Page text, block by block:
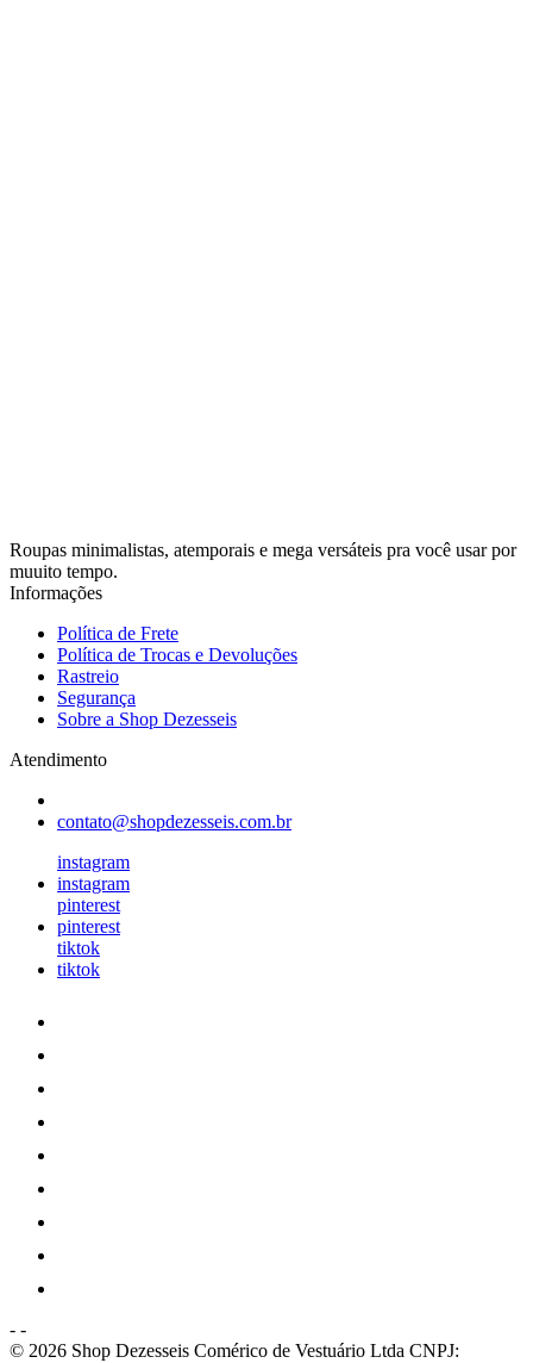
Roupas minimalistas, atemporais e mega versáteis pra você usar por
muuito tempo.
Informações
Política de Frete
Política de Trocas e Devoluções
Rastreio
Segurança
Sobre a Shop Dezesseis
Atendimento
contato@shopdezesseis.com.br
instagram
instagram
pinterest
pinterest
tiktok
tiktok
- -
© 2026 Shop Dezesseis Comérico de Vestuário Ltda CNPJ: